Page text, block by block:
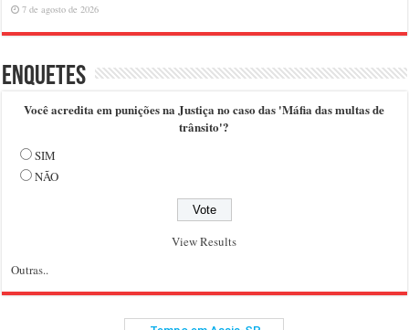
7 de agosto de 2026
Enquetes
Você acredita em punições na Justiça no caso das 'Máfia das multas de
trânsito'?
SIM
NÃO
View Results
Outras..